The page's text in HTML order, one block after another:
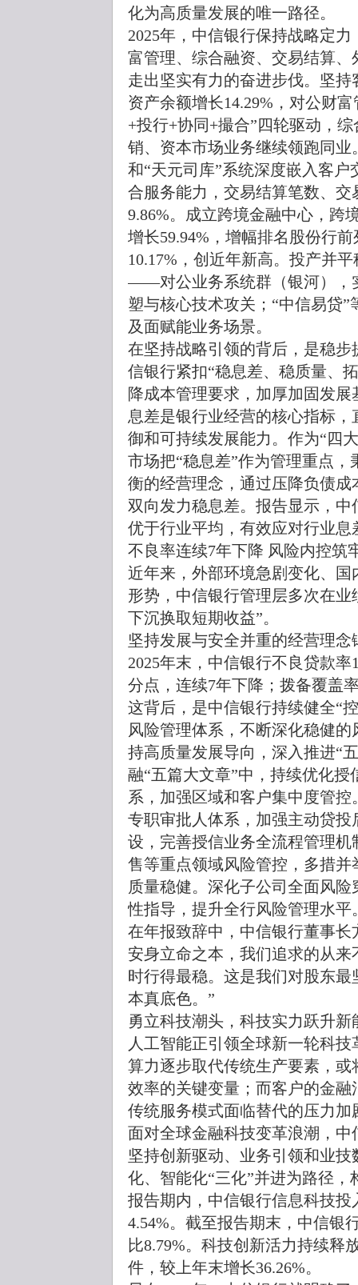
化为高质量发展的唯一路径。
2025年，中信银行保持战略定
富管理、综合融资、交易结算
走出坚实有力的奋进步伐。坚
资产余额增长14.29%，对公财
+投行+协同+撮合”四轮驱动，
销、资本市场业务继续领跑同业
和“天元司库”系统深度嵌入客
合服务能力，交易结算笔数、交
9.86%。成立跨境金融中心，跨
增长59.94%，增幅排名股份行
10.17%，创近年新高。投产并
——对公业务系统群（银河），
塑与核心技术攻关；“中信易贷
及面赋能业务场景。
在坚持战略引领的背后，是稳
信银行紧扣“稳息差、稳质量、
降成本管理要求，加厚加固发展
息差是银行业经营的核心指标
御和可持续发展能力。作为“四
市场把“稳息差”作为管理重点
衡的经营理念，通过压降负债
双向发力稳息差。报告显示，中
优于行业平均，有效应对行业息
不良率连续7年下降 风险内控筑
近年来，外部环境急剧变化、
形势，中信银行管理层多次在
下沉换取短期收益”。
坚持发展与安全并重的经营理
2025年末，中信银行不良贷款
分点，连续7年下降；拨备覆盖
这背后，是中信银行持续健全“
风险管理体系，不断深化稳健
持高质量发展导向，深入推进“
融“五篇大文章”中，持续优化
系，加强区域和客户集中度管
专职审批人体系，加强主动贷
设，完善授信业务全流程管理
售等重点领域风险管控，多措
质量稳健。深化子公司全面风
性指导，提升全行风险管理水平
在年报致辞中，中信银行董事
安身立命之本，我们追求的从
时行得最稳。这是我们对股东最
本真底色。”
勇立科技潮头，科技实力跃升新
人工智能正引领全球新一轮科
算力逐步取代传统生产要素，
效率的关键变量；而客户的金
传统服务模式面临替代的压力加
面对全球金融科技变革浪潮，
坚持创新驱动、业务引领和业
化、智能化“三化”并进为路径
报告期内，中信银行信息科技投
4.54%。截至报告期末，中信银
比8.79%。科技创新活力持续释
件，较上年末增长36.26%。